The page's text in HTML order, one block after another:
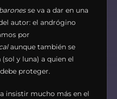
se va a dar en una
autor: el andrógino
por
aunque también se
(sol y luna) a quien el
proteger.
insistir mucho más en el